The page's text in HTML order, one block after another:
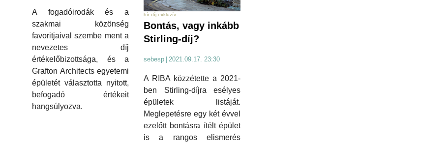
A fogadóirodák és a
szakmai közönség
favoritjaival szembe ment a
nevezetes díj
értékelőbizottsága, és a
Grafton Architects egyetemi
épületét választotta nyitott,
befogadó értékeit
hangsúlyozva.
hír díj exkluzív
Bontás, vagy inkább
Stirling-díj?
sebesp 2021.09.17. 23:30
A RIBA közzétette a 2021-
ben Stirling-díjra esélyes
épületek listáját.
Meglepetésre egy két évvel
ezelőtt bontásra ítélt épület
is a rangos elismerés